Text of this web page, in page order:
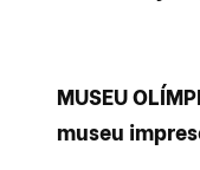
MUSEU
museu